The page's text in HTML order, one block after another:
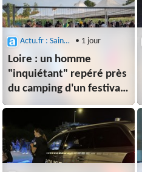
Actu.fr : Saint-Etienne • 1 jour
Loire : un homme
"inquiétant" repéré près
du camping d'un festival,
les
gendarmes interviennent